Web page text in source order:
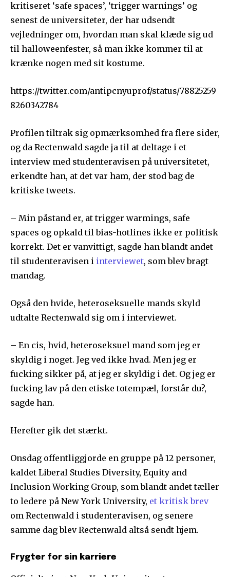
kritiseret ‘safe spaces’, ‘trigger warnings’ og
senest de universiteter, der har udsendt
vejledninger om, hvordan man skal klæde sig ud
til halloweenfester, så man ikke kommer til at
krænke nogen med sit kostume.
https://twitter.com/antipcnyuprof/status/78825259
8260342784
Profilen tiltrak sig opmærksomhed fra flere sider,
og da Rectenwald sagde ja til at deltage i et
interview med studenteravisen på universitetet,
erkendte han, at det var ham, der stod bag de
kritiske tweets.
– Min påstand er, at trigger warmings, safe
spaces og opkald til bias-hotlines ikke er politisk
korrekt. Det er vanvittigt, sagde han blandt andet
til studenteravisen i interviewet, som blev bragt
mandag.
Også den hvide, heteroseksuelle mands skyld
udtalte Rectenwald sig om i interviewet.
– En cis, hvid, heteroseksuel mand som jeg er
skyldig i noget. Jeg ved ikke hvad. Men jeg er
fucking sikker på, at jeg er skyldig i det. Og jeg er
fucking lav på den etiske totempæl, forstår du?,
sagde han.
Herefter gik det stærkt.
Onsdag offentliggjorde en gruppe på 12 personer,
kaldet Liberal Studies Diversity, Equity and
Inclusion Working Group, som blandt andet tæller
to ledere på New York University, et kritisk brev
om Rectenwald i studenteravisen, og senere
samme dag blev Rectenwald altså sendt hjem.
Frygter for sin karriere